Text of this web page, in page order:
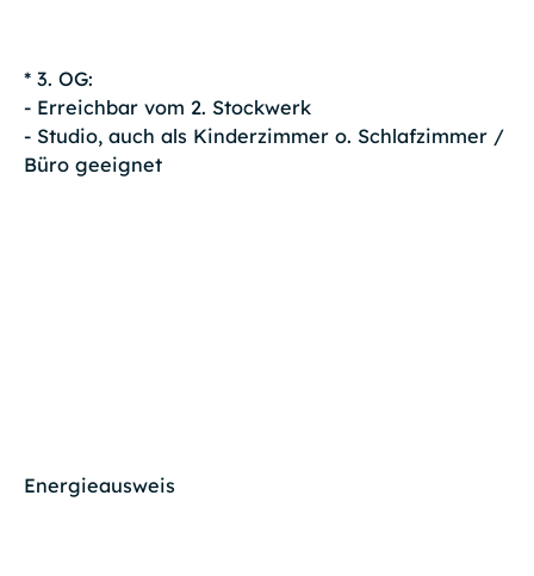
* 3. OG:
- Erreichbar vom 2. Stockwerk
- Studio, auch als Kinderzimmer o. Schlafzimmer /
Büro geeignet
Energieausweis